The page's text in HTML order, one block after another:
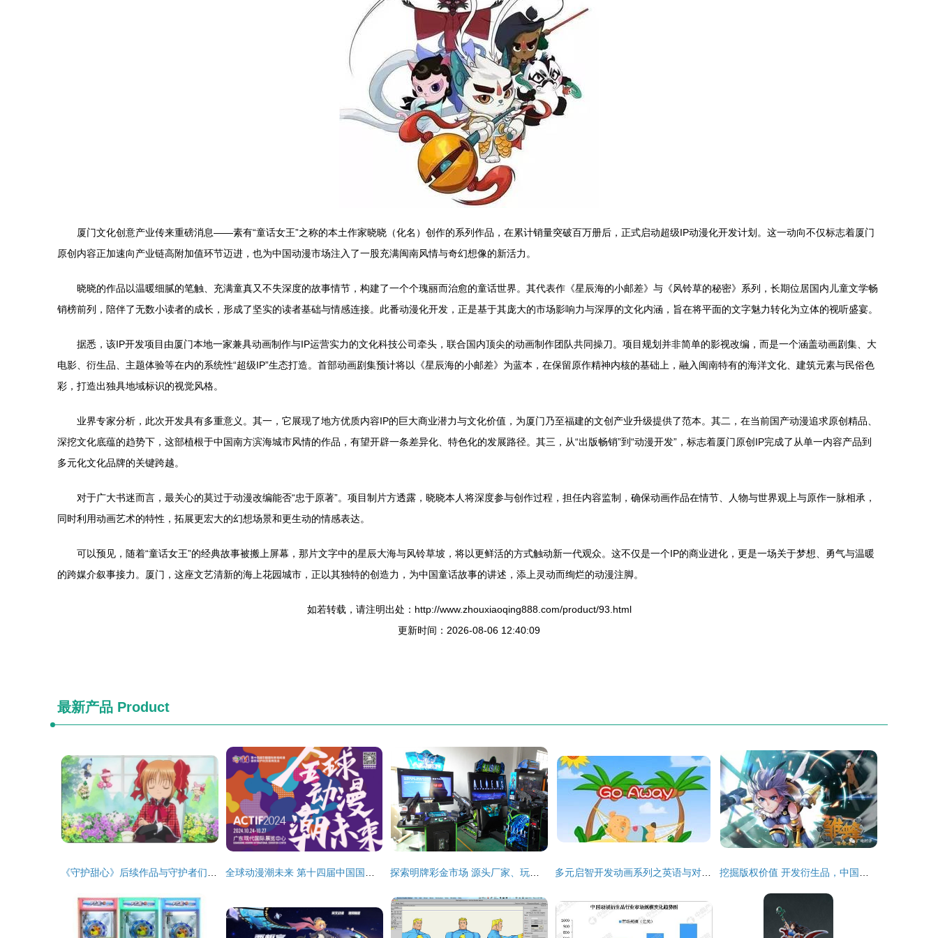
厦门文化创意产业传来重磅消息——素有“童话女王”之称的本土作家晓晓（化名）创作的系列作品，在累计销量突破百万册后，正式启动超级IP动漫化开发计划。这一动向不仅标志着厦门
原创内容正加速向产业链高附加值环节迈进，也为中国动漫市场注入了一股充满闽南风情与奇幻想像的新活力。
晓晓的作品以温暖细腻的笔触、充满童真又不失深度的故事情节，构建了一个个瑰丽而治愈的童话世界。其代表作《星辰海的小邮差》与《风铃草的秘密》系列，长期位居国内儿童文学畅
销榜前列，陪伴了无数小读者的成长，形成了坚实的读者基础与情感连接。此番动漫化开发，正是基于其庞大的市场影响力与深厚的文化内涵，旨在将平面的文字魅力转化为立体的视听盛宴。
据悉，该IP开发项目由厦门本地一家兼具动画制作与IP运营实力的文化科技公司牵头，联合国内顶尖的动画制作团队共同操刀。项目规划并非简单的影视改编，而是一个涵盖动画剧集、大
电影、衍生品、主题体验等在内的系统性“超级IP”生态打造。首部动画剧集预计将以《星辰海的小邮差》为蓝本，在保留原作精神内核的基础上，融入闽南特有的海洋文化、建筑元素与民俗色
彩，打造出独具地域标识的视觉风格。
业界专家分析，此次开发具有多重意义。其一，它展现了地方优质内容IP的巨大商业潜力与文化价值，为厦门乃至福建的文创产业升级提供了范本。其二，在当前国产动漫追求原创精品、
深挖文化底蕴的趋势下，这部植根于中国南方滨海城市风情的作品，有望开辟一条差异化、特色化的发展路径。其三，从“出版畅销”到“动漫开发”，标志着厦门原创IP完成了从单一内容产品到
多元化文化品牌的关键跨越。
对于广大书迷而言，最关心的莫过于动漫改编能否“忠于原著”。项目制片方透露，晓晓本人将深度参与创作过程，担任内容监制，确保动画作品在情节、人物与世界观上与原作一脉相承，
同时利用动画艺术的特性，拓展更宏大的幻想场景和更生动的情感表达。
可以预见，随着“童话女王”的经典故事被搬上屏幕，那片文字中的星辰大海与风铃草坡，将以更鲜活的方式触动新一代观众。这不仅是一个IP的商业进化，更是一场关于梦想、勇气与温暖
的跨媒介叙事接力。厦门，这座文艺清新的海上花园城市，正以其独特的创造力，为中国童话故事的讲述，添上灵动而绚烂的动漫注脚。
如若转载，请注明出处：http://www.zhouxiaoqing888.com/product/93.html
更新时间：2026-08-06 12:40:09
最新产品 Product